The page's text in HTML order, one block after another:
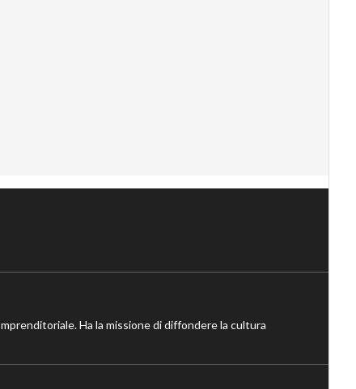
Ha la missione di diffondere la cultura